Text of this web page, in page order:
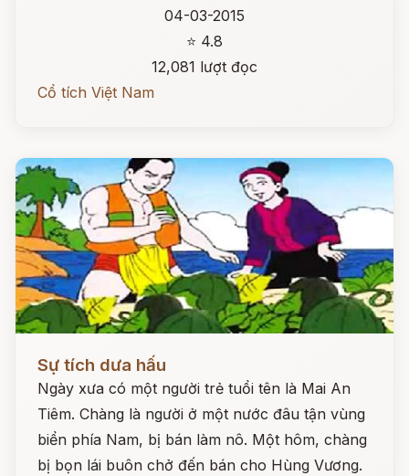
04-03-2015
⭐ 4.8
12,081 lượt đọc
Cổ tích Việt Nam
Sự tích dưa hấu
Ngày xưa có một người trẻ tuổi tên là Mai An
Tiêm. Chàng là người ở một nước đâu tận vùng
biển phía Nam, bị bán làm nô. Một hôm, chàng
bị bọn lái buôn chở đến bán cho Hùng Vương.